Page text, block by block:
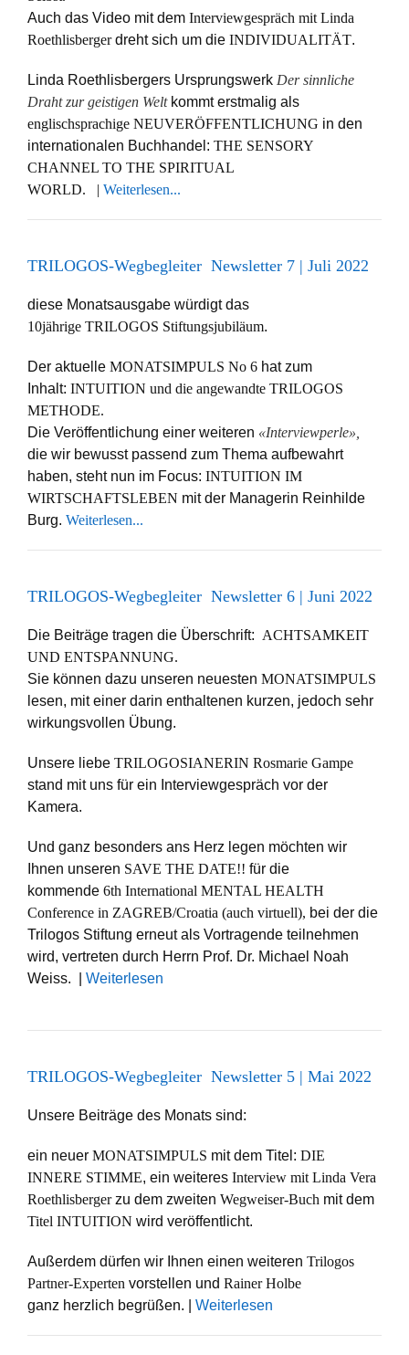
Auch das Video mit dem Interviewgespräch mit Linda
Roethlisbergerdreht sich um die INDIVIDUALITÄT.
Linda Roethlisbergers Ursprungswerk Der sinnliche
Draht zur geistigen Weltkommt erstmalig als
englischsprachige NEUVERÖFFENTLICHUNG in den
internationalen Buchhandel: THE SENSORY
CHANNEL TO THE SPIRITUAL
WORLD. | Weiterlesen...
TRILOGOS-Wegbegleiter Newsletter 7 | Juli 2022
diese Monatsausgabe würdigt das
10jährige TRILOGOS Stiftungsjubiläum.
Der aktuelle MONATSIMPULS No 6 hat zum
Inhalt: INTUITION und die angewandte TRILOGOS
METHODE.
Die Veröffentlichung einer weiteren «Interviewperle»,
die wir bewusst passend zum Thema aufbewahrt
haben, steht nun im Focus: INTUITION IM
WIRTSCHAFTSLEBEN mit der Managerin Reinhilde
Burg. Weiterlesen...
TRILOGOS-Wegbegleiter Newsletter 6 | Juni 2022
Die Beiträge tragen die Überschrift: ACHTSAMKEIT
UND ENTSPANNUNG.
Sie können dazu unseren neuesten MONATSIMPULS
lesen, mit einer darin enthaltenen kurzen, jedoch sehr
wirkungsvollen Übung.
Unsere liebe TRILOGOSIANERIN Rosmarie Gampe
stand mit uns für ein Interviewgespräch vor der
Kamera.
Und ganz besonders ans Herz legen möchten wir
Ihnen unseren SAVE THE DATE!! für die
kommende 6th International MENTAL HEALTH
Conference in ZAGREB/Croatia (auch virtuell), bei der die
Trilogos Stiftung erneut als Vortragende teilnehmen
wird, vertreten durch Herrn Prof. Dr. Michael Noah
Weiss. | Weiterlesen
TRILOGOS-Wegbegleiter Newsletter 5 | Mai 2022
Unsere Beiträge des Monats sind:
ein neuer MONATSIMPULS mit dem Titel: DIE
INNERE STIMME, ein weiteres Interview mit Linda Vera
Roethlisbergerzu dem zweiten Wegweiser-Buch mit dem
Titel INTUITION wird veröffentlicht.
Außerdem dürfen wir Ihnen einen weiteren Trilogos
Partner-Experten vorstellen und Rainer Holbe
ganz herzlich begrüßen. | Weiterlesen